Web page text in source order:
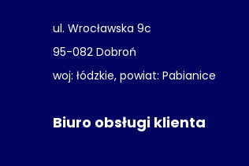
ul. Wrocławska 9c
95-082 Dobroń
woj: łódzkie, powiat: Pabianice
Biuro obsługi klienta